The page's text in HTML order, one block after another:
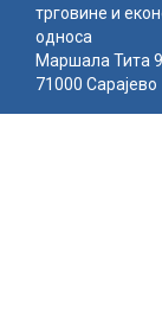
трговине и
односа
Маршала Тита
71000 Сарајево